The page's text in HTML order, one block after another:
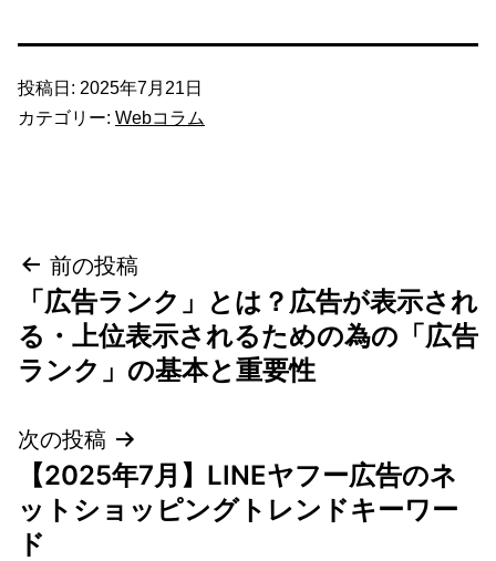
投稿日: 2025年7月21日
カテゴリー: Webコラム
投
稿
ナ
ビ
ゲ
ー
前の投稿
「広告ランク」とは？広告が表示され
る・上位表示されるための為の「広告
ランク」の基本と重要性
次の投稿
【2025年7月】LINEヤフー広告のネ
ットショッピングトレンドキーワー
ド